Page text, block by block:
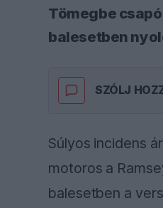
Tömegbe
balesetben
SZÓLJ
Súlyos incidens
motoros a
balesetben a